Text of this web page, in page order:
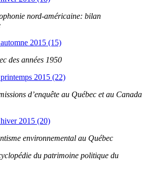
nord-américaine: bilan
2015 (15)
des années 1950
2015 (22)
d’enquête au Québec et au Canada
2015 (20)
environnemental au Québec
du patrimoine politique du